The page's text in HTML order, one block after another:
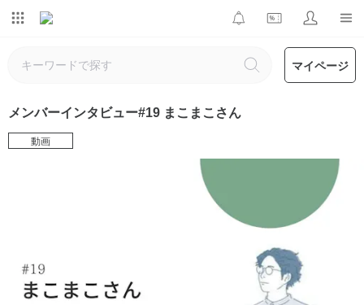
マイページ
メンバーインタビュー#19 まこまこさん
動画